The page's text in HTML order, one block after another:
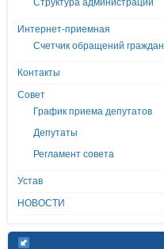
Структура администрации
Интернет-приемная
Счетчик обращений граждан
Контакты
Совет
График приема депутатов
Депутаты
Регламент совета
Устав
НОВОСТИ